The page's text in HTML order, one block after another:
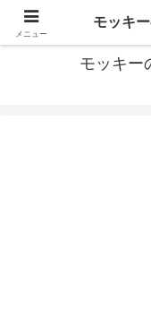
モッキーがお届けす
モッキー
メニュー
モッキ